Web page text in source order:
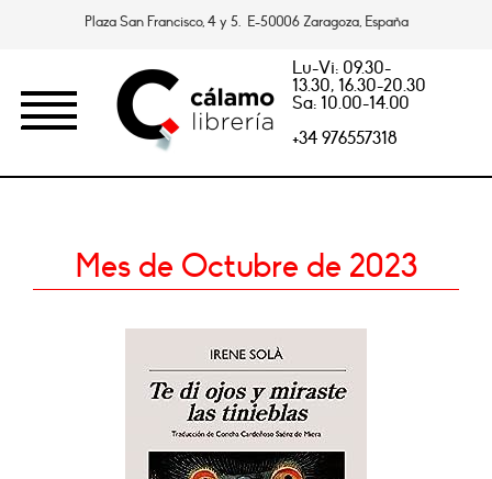
Plaza San Francisco, 4 y 5. E-50006 Zaragoza, España
Lu-Vi: 09.30-
13.30, 16.30-20.30
Sa: 10.00-14.00
+34 976557318
Mes de Octubre de 2023